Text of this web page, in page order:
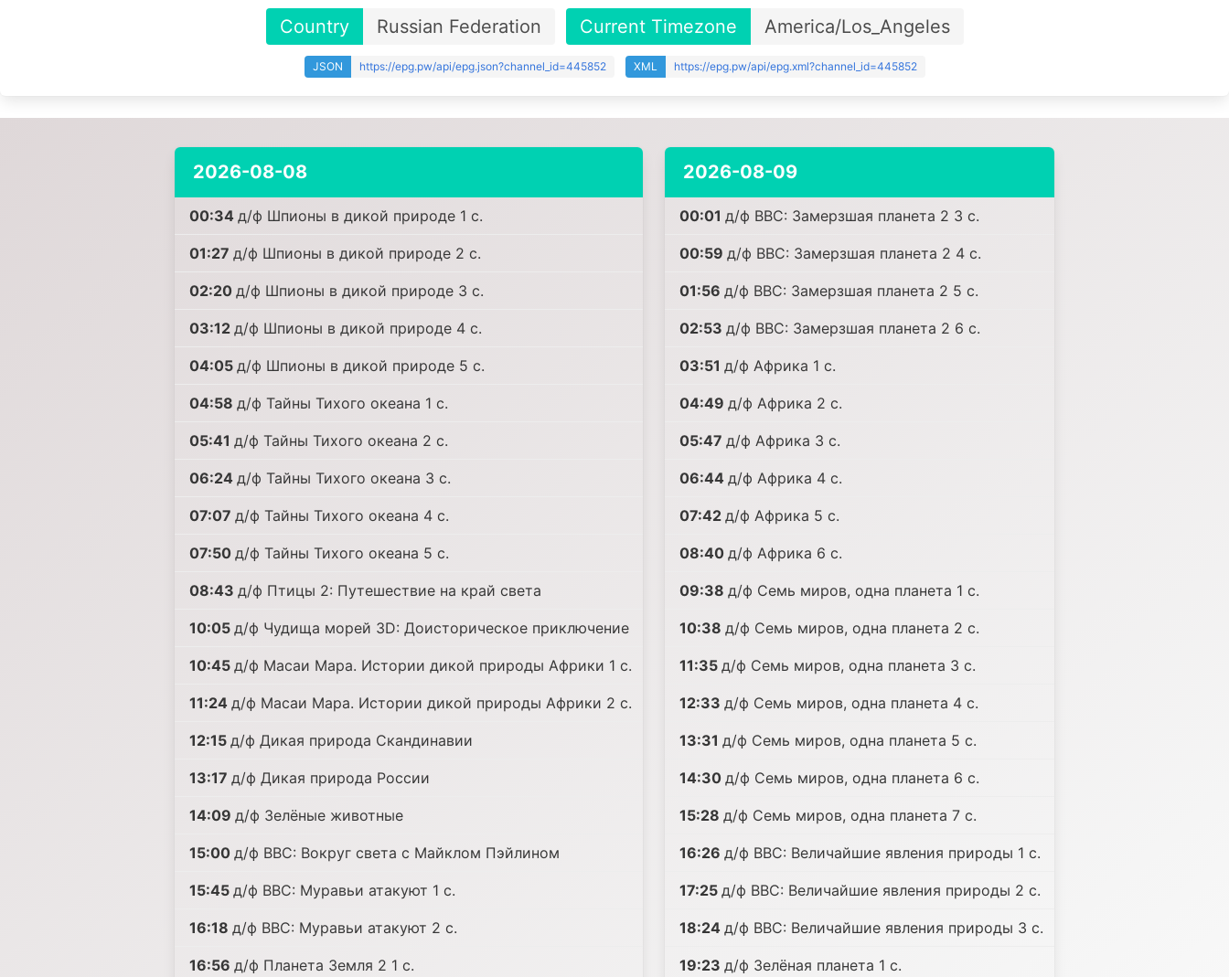
Country Russian Federation Current Timezone America/Los_Angeles
JSON https://epg.pw/api/epg.json?channel_id=445852 XML https://epg.pw/api/epg.xml?channel_id=445852
2026-08-08
00:34 д/ф Шпионы в дикой природе 1 с.
01:27 д/ф Шпионы в дикой природе 2 с.
02:20 д/ф Шпионы в дикой природе 3 с.
03:12 д/ф Шпионы в дикой природе 4 с.
04:05 д/ф Шпионы в дикой природе 5 с.
04:58 д/ф Тайны Тихого океана 1 с.
05:41 д/ф Тайны Тихого океана 2 с.
06:24 д/ф Тайны Тихого океана 3 с.
07:07 д/ф Тайны Тихого океана 4 с.
07:50 д/ф Тайны Тихого океана 5 с.
08:43 д/ф Птицы 2: Путешествие на край света
10:05 д/ф Чудища морей 3D: Доисторическое приключение
10:45 д/ф Масаи Мара. Истории дикой природы Африки 1 с.
11:24 д/ф Масаи Мара. Истории дикой природы Африки 2 с.
12:15 д/ф Дикая природа Скандинавии
13:17 д/ф Дикая природа России
14:09 д/ф Зелёные животные
15:00 д/ф BBC: Вокруг света с Майклом Пэйлином
15:45 д/ф BBC: Муравьи атакуют 1 с.
16:18 д/ф BBC: Муравьи атакуют 2 с.
16:56 д/ф Планета Земля 2 1 с.
2026-08-09
00:01 д/ф BBC: Замерзшая планета 2 3 с.
00:59 д/ф BBC: Замерзшая планета 2 4 с.
01:56 д/ф BBC: Замерзшая планета 2 5 с.
02:53 д/ф BBC: Замерзшая планета 2 6 с.
03:51 д/ф Африка 1 с.
04:49 д/ф Африка 2 с.
05:47 д/ф Африка 3 с.
06:44 д/ф Африка 4 с.
07:42 д/ф Африка 5 с.
08:40 д/ф Африка 6 с.
09:38 д/ф Семь миров, одна планета 1 с.
10:38 д/ф Семь миров, одна планета 2 с.
11:35 д/ф Семь миров, одна планета 3 с.
12:33 д/ф Семь миров, одна планета 4 с.
13:31 д/ф Семь миров, одна планета 5 с.
14:30 д/ф Семь миров, одна планета 6 с.
15:28 д/ф Семь миров, одна планета 7 с.
16:26 д/ф BBC: Величайшие явления природы 1 с.
17:25 д/ф BBC: Величайшие явления природы 2 с.
18:24 д/ф BBC: Величайшие явления природы 3 с.
19:23 д/ф Зелёная планета 1 с.